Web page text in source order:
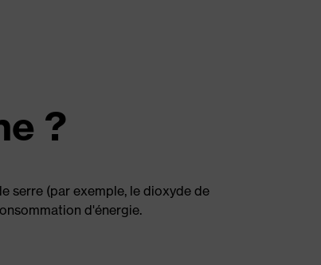
?
serre (par exemple, le dioxyde de
d'énergie.